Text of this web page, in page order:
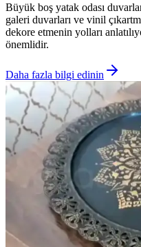
Büyük boş yatak odası
galeri duvarları ve vinil
dekore etmenin yolları
önemlidir.
Daha fazla bilgi edinin